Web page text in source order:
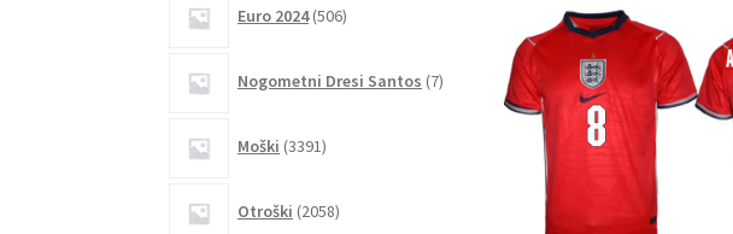
Euro 2024 506izdelkov
Nogometni Dresi Santos 7izdelkov
Moški 3391izdelkov
Otroški 2058izdelkov